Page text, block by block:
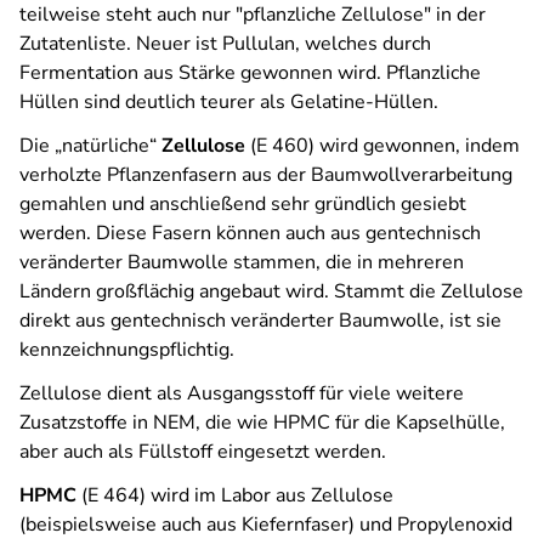
teilweise steht auch nur "pflanzliche Zellulose" in der
Zutatenliste. Neuer ist Pullulan, welches durch
Fermentation aus Stärke gewonnen wird. Pflanzliche
Hüllen sind deutlich teurer als Gelatine-Hüllen.
Die „natürliche“Zellulose (E 460) wird gewonnen, indem
verholzte Pflanzenfasern aus der Baumwollverarbeitung
gemahlen und anschließend sehr gründlich gesiebt
werden. Diese Fasern können auch aus gentechnisch
veränderter Baumwolle stammen, die in mehreren
Ländern großflächig angebaut wird. Stammt die Zellulose
direkt aus gentechnisch veränderter Baumwolle, ist sie
kennzeichnungspflichtig.
Zellulose dient als Ausgangsstoff für viele weitere
Zusatzstoffe in NEM, die wie HPMC für die Kapselhülle,
aber auch als Füllstoff eingesetzt werden.
HPMC (E 464) wird im Labor aus Zellulose
(beispielsweise auch aus Kiefernfaser) und Propylenoxid